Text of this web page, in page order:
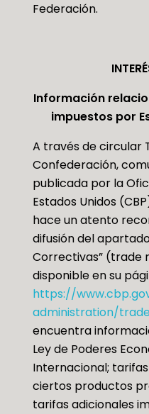
Federación.
Información
impuestos por
A través de circular
Confederación,
publicada por la
Estados Unidos
hace un atento
difusión del
Correctivas” (trade
disponible en su
https://
administration/
encuentra
Ley de Poderes
Internacional;
ciertos productos
tarifas adicionales